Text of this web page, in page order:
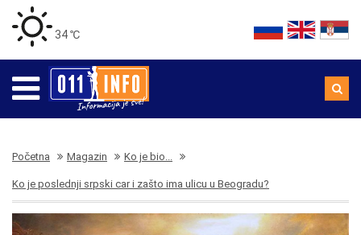
34 ℃
Početna Magazin Ko je bio...
Ko je poslednji srpski car i zašto ima ulicu u Beogradu?